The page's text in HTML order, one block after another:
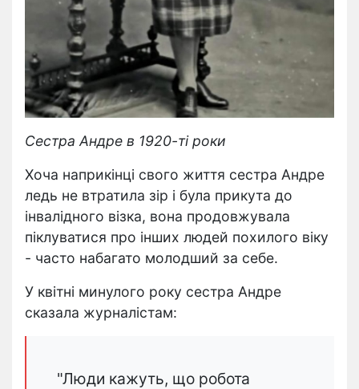
Сестра Андре в 1920-ті роки
Хоча наприкінці свого життя сестра Андре
ледь не втратила зір і була прикута до
інвалідного візка, вона продовжувала
піклуватися про інших людей похилого віку
- часто набагато молодший за себе.
У квітні минулого року сестра Андре
сказала журналістам:
"Люди кажуть, що робота